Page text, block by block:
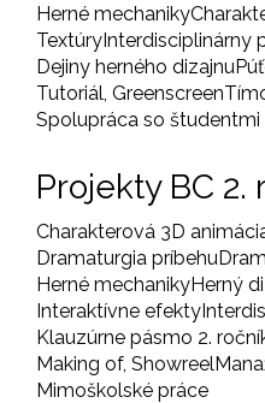
Herné mechaniky
TextúryInterdisciplinárny
Dejiny herného dizajnu
Tutoriál, Greenscreen
Spolupráca so študentmi
Projekty BC 2.
Charakterová 3D
Dramaturgia príbehu
Herné mechanikyHerný
Interaktívne efekty
Klauzúrne pásmo 2.
Making of, Showreel
Mimoškolské práce